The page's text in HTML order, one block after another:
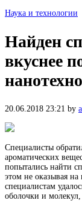
Наука и технологии
Найден
вкуснее
20.06.2018 23:21 by
Специалисты
ароматических
попытались найти
этом не оказывая на
специалистам
оболочки и